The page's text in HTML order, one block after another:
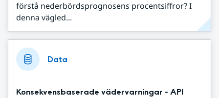
förstå nederbördsprognosens procentsiffror? I
denna vägled...
Data
Konsekvensbaserade vädervarningar - API